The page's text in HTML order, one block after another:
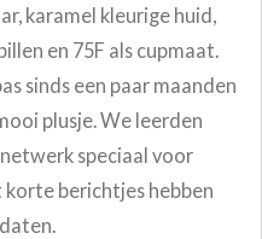
karamel kleurige huid,
en 75F als cupmaat.
sinds een paar maanden
plusje. We leerden
speciaal voor
berichtjes hebben